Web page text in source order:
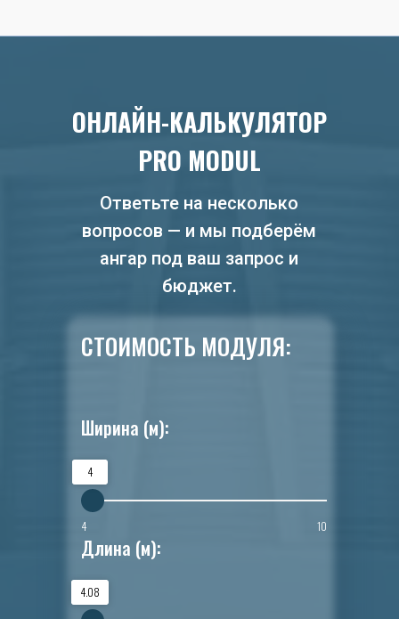
ОНЛАЙН-КАЛЬКУЛЯТОР
PRO MODUL
Ответьте на несколько
вопросов — и мы подберём
ангар под ваш запрос и
бюджет.
Ширина (м):
4
4 10
Длина (м):
4.08
СТОИМОСТЬ МОДУЛЯ: